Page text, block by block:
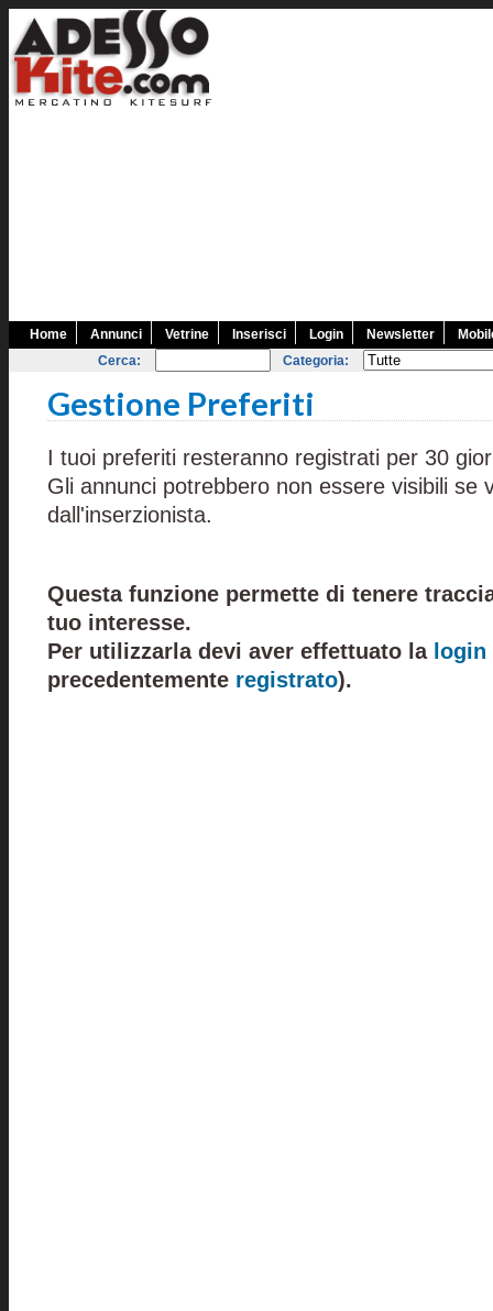
Home Annunci Vetrine Inserisci Login Newsletter
Cerca:
Categoria:
Gestione Preferiti
I tuoi preferiti resteranno registrati per 30
Gli annunci potrebbero non essere visibili se
dall'inserzionista.
Questa funzione permette di tenere
tuo interesse.
Per utilizzarla devi aver effettuato la login
precedentemente registrato).